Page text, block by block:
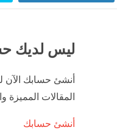
باسم الحرس الثوري: إذا وافقت
ليس لديك
أنشئ حسابك الآن
المقالات
أنشئ حسابك